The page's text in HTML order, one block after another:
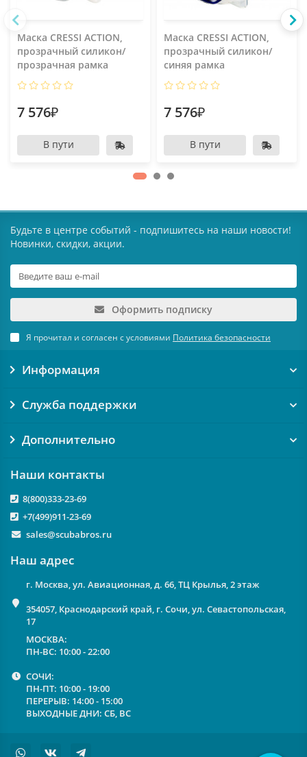
Маска CRESSI ACTION,
прозрачный силикон/
прозрачная рамка
7 576₽
В пути
Маска CRESSI ACTION,
прозрачный силикон/
синяя рамка
7 576₽
В пути
Будьте в центре событий - подпишитесь на наши новости!
Новинки, скидки, акции.
Оформить подписку
Я прочитал и согласен с условиями Политика безопасности
Информация
Служба поддержки
Дополнительно
Наши контакты
8(800)333-23-69
+7(499)911-23-69
sales@scubabros.ru
Наш адрес
г. Москва, ул. Авиационная, д. 66, ТЦ Крылья, 2 этаж
354057, Краснодарский край, г. Сочи, ул. Севастопольская,
17
МОСКВА:
ПН-ВС: 10:00 - 22:00
СОЧИ:
ПН-ПТ: 10:00 - 19:00
ПЕРЕРЫВ: 14:00 - 15:00
ВЫХОДНЫЕ ДНИ: СБ, ВС